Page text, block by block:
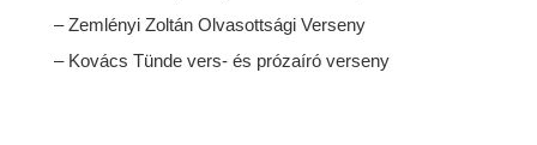
– Zemlényi Zoltán Olvasottsági Verseny
– Kovács Tünde vers- és prózaíró verseny